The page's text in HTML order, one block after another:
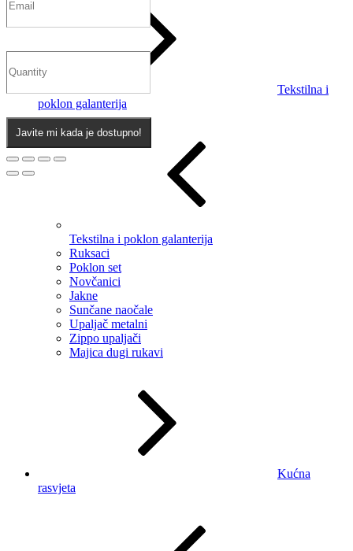
Tekstilna i
poklon galanterija
Tekstilna i poklon galanterija
Ruksaci
Poklon set
Novčanici
Jakne
Sunčane naočale
Upaljač metalni
Zippo upaljači
Majica dugi rukavi
Kućna
rasvjeta
Javite mi kada je dostupno!